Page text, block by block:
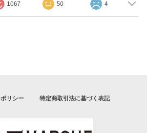
1067 50 4
リシー 特定商取引法に基づく表記